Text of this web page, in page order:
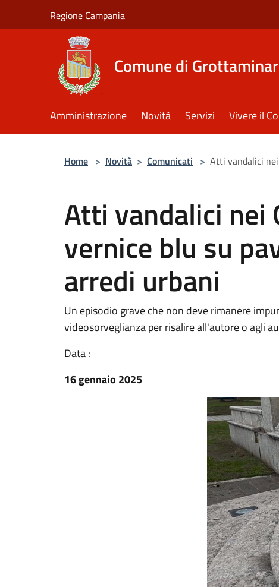
Regione Campania
Comune di
Amministrazione Novità Servizi Vivere il
Home > Novità > Comunicati > Atti vandalici
Atti vandalici nei
vernice blu su
arredi urbani
Un episodio grave che non deve rimanere
videosorveglianza per risalire all'autore o agli
Data :
16 gennaio 2025